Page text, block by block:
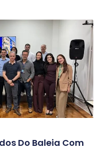
Do Baleia Com